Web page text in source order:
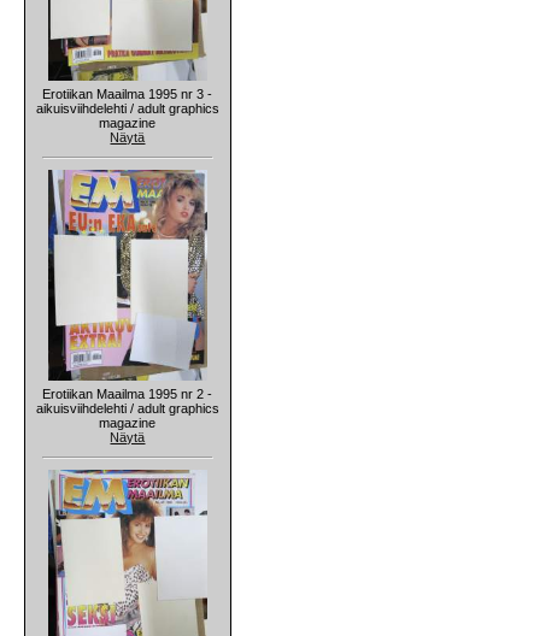
Erotiikan Maailma 1995 nr 3 -
aikuisviihdelehti / adult graphics
magazine
Näytä
Erotiikan Maailma 1995 nr 2 -
aikuisviihdelehti / adult graphics
magazine
Näytä